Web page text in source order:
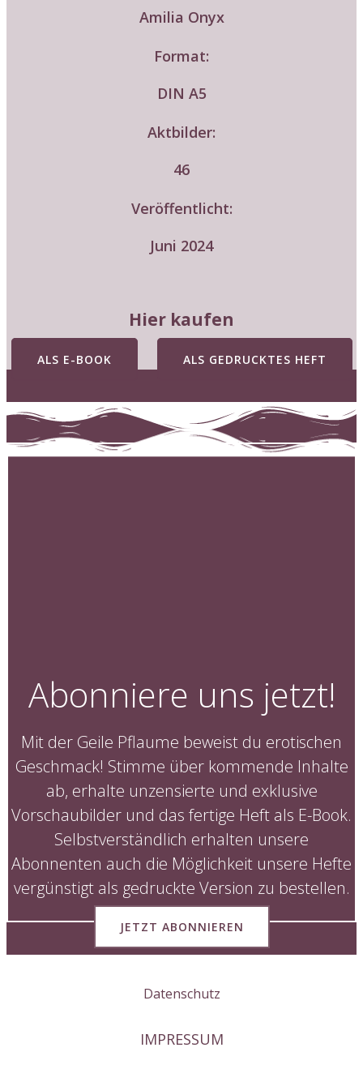
Amilia Onyx
Format:
DIN A5
Aktbilder:
46
Veröffentlicht:
Juni 2024
Hier kaufen
ALS E-BOOK ALS GEDRUCKTES HEFT
Abonniere uns jetzt!
Mit der Geile Pflaume beweist du erotischen
Geschmack! Stimme über kommende Inhalte
ab, erhalte unzensierte und exklusive
Vorschaubilder und das fertige Heft als E-Book.
Selbstverständlich erhalten unsere
Abonnenten auch die Möglichkeit unsere Hefte
vergünstigt als gedruckte Version zu bestellen.
JETZT ABONNIEREN
Datenschutz
IMPRESSUM